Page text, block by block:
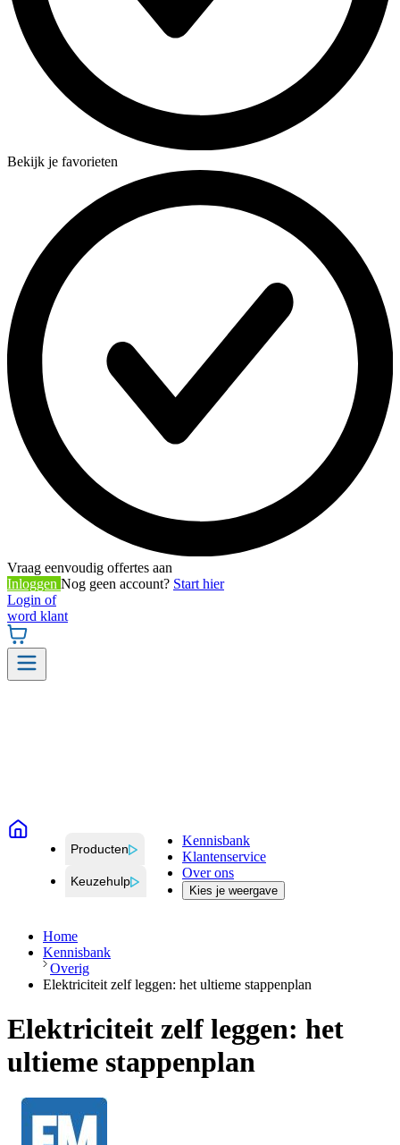
Bekijk je favorieten
Vraag eenvoudig offertes aan
Inloggen Nog geen account? Start hier
Login of
word klant
Producten
Keuzehulp
Kennisbank
Klantenservice
Over ons
Kies je weergave
Home
Kennisbank
Overig
Elektriciteit zelf leggen: het ultieme stappenplan
Elektriciteit zelf leggen: het
ultieme stappenplan